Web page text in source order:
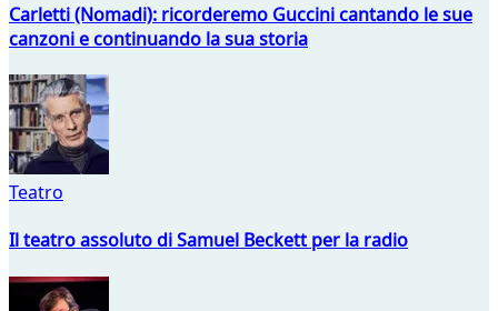
Carletti (Nomadi): ricorderemo Guccini cantando le sue
canzoni e continuando la sua storia
Teatro
Il teatro assoluto di Samuel Beckett per la radio